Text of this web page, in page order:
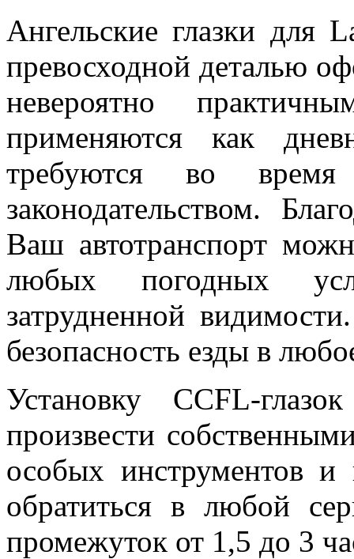
Ангельские глазки для
превосходной деталью
невероятно
применяются как
требуются во
законодательством.
Ваш автотранспорт
любых погодных
затрудненной
безопасность езды в
Установку CCFL-
произвести
особых инструментов
обратиться в любой
промежуток от 1,5 до 3